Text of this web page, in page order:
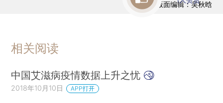
版面编辑：吴秋晗
相关阅读
中国艾滋病疫情数据上升之忧
2018年10月10日 APP打开